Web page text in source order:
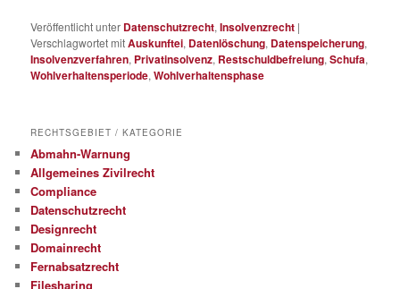
Veröffentlicht unter Datenschutzrecht,Insolvenzrecht |
Verschlagwortet mitAuskunftei, Datenlöschung, Datenspeicherung,
Insolvenzverfahren, Privatinsolvenz, Restschuldbefreiung,Schufa,
Wohlverhaltensperiode,Wohlverhaltensphase
RECHTSGEBIET / KATEGORIE
Abmahn-Warnung
Allgemeines Zivilrecht
Compliance
Datenschutzrecht
Designrecht
Domainrecht
Fernabsatzrecht
Filesharing